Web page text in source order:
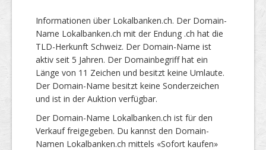
Informationen über Lokalbanken.ch. Der Domain-
Name Lokalbanken.ch mit der Endung .ch hat die
TLD-Herkunft Schweiz. Der Domain-Name ist
aktiv seit 5 Jahren. Der Domainbegriff hat ein
Länge von 11 Zeichen und besitzt keine Umlaute.
Der Domain-Name besitzt keine Sonderzeichen
und ist in der Auktion verfügbar.
Der Domain-Name Lokalbanken.ch ist für den
Verkauf freigegeben. Du kannst den Domain-
Namen Lokalbanken.ch mittels «Sofort kaufen»